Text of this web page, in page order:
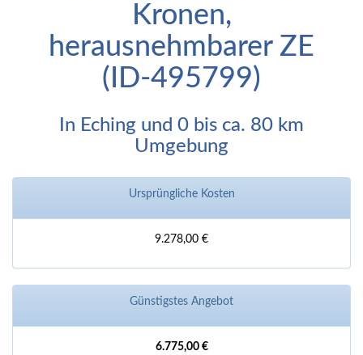
Kronen,
herausnehmbarer ZE
(ID-495799)
In Eching und 0 bis ca. 80 km
Umgebung
Ursprüngliche Kosten
9.278,00 €
Günstigstes Angebot
6.775,00 €